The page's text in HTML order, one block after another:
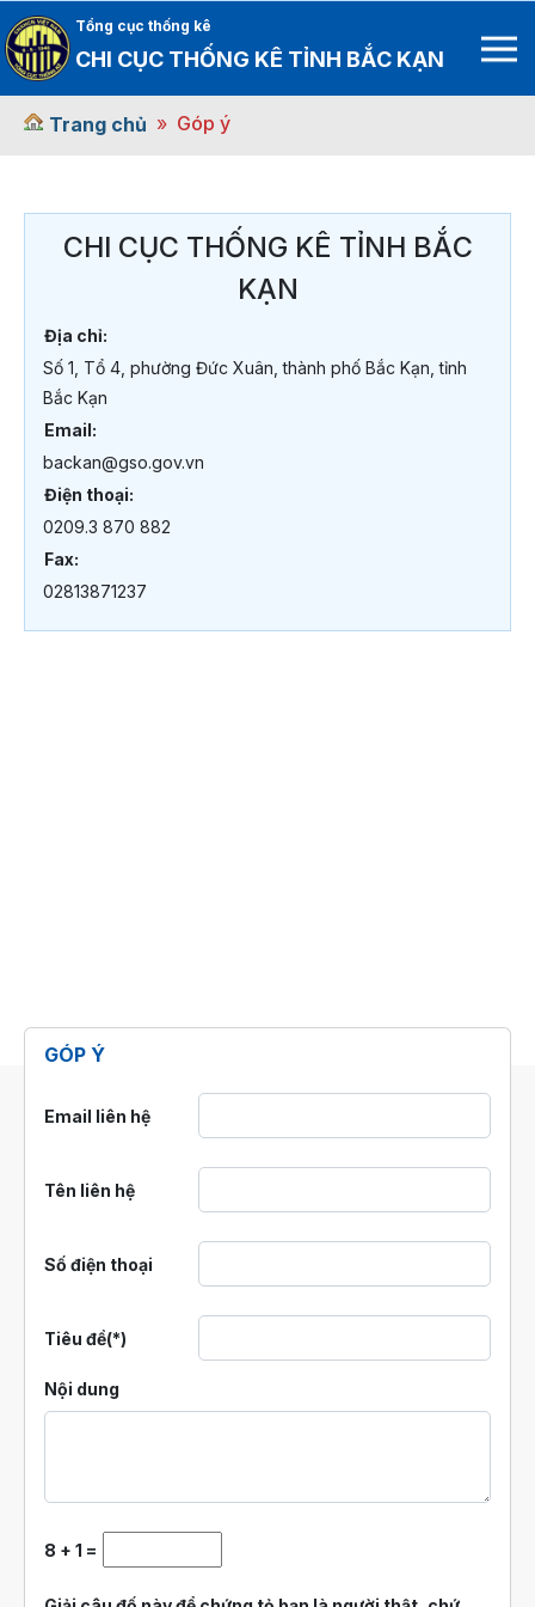
Tổng cục thống kê
CHI CỤC THỐNG KÊ TỈNH BẮC KẠN
Trang chủ Góp ý
CHI CỤC THỐNG KÊ TỈNH BẮC
KẠN
Địa chỉ:
Số 1, Tổ 4, phường Đức Xuân, thành phố Bắc Kạn, tỉnh
Bắc Kạn
Email:
backan@gso.gov.vn
Điện thoại:
0209.3 870 882
Fax:
02813871237
GÓP Ý
Email liên hệ
Tên liên hệ
Số điện thoại
Tiêu đề(*)
Nội dung
8 + 1 =